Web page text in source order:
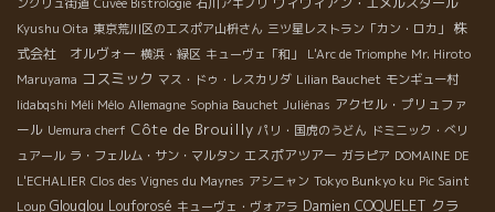
Kyushu Oita 東京荒川区のエスポア山枡さん 三ツ星レストラン「カン・ロカ」
株
式会社 オルヴォー 横浜・緑区 キューヴェ「和」 L'Arc de Triomphe Mr. Hiroto
Maruyama コスミック マス・ドゥ・レスカリダ Lilian Bauchet モンギュー村
Iidabqshi Méli Mélo Allemagne Sophia Bauchet Juliénas アクセル・プリュファ
ール Uemura cherf Côte de Brouilly パリ・国虎のうどん ドミニック・べリ
ュアール ラ・フェルム・サン・マルタン エスポアツアー ガラピア DOMAINE DE
L'ECHALIER Clos des Vignes du Maynes アシニャン Tokyo Bunkyo ku Pic Saint
Loup Glouglou Louforosé キューヴェ・ヴォアラ Damien COQUELET クラ